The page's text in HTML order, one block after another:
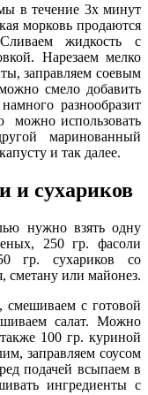
в течение 3х минут
морковь продаются
жидкость с
Нарезаем мелко
заправляем соевым
смело добавить
разнообразит
можно использовать
маринованный
и так далее.
и сухариков
нужно взять одну
250 гр. фасоли
гр. сухариков со
сметану или майонез.
смешиваем с готовой
салат. Можно
100 гр. куриной
заправляем соусом
подачей всыпаем в
ингредиенты с